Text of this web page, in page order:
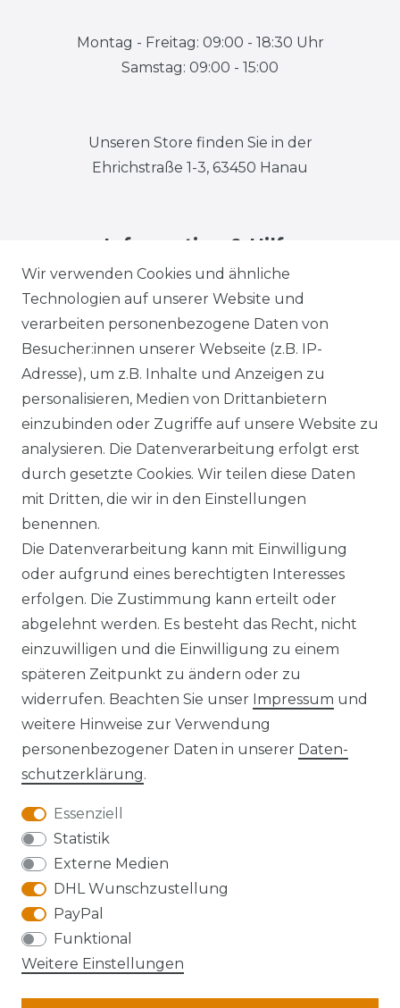
Wir verwenden Cookies und ähnliche
Technologien auf unserer Website und
verarbeiten personenbezogene Daten von
Besucher:innen unserer Webseite (z.B. IP-
Adresse), um z.B. Inhalte und Anzeigen zu
personalisieren, Medien von Drittanbietern
einzubinden oder Zugriffe auf unsere Website zu
analysieren. Die Datenverarbeitung erfolgt erst
durch gesetzte Cookies. Wir teilen diese Daten
mit Dritten, die wir in den Einstellungen
benennen.
Die Datenverarbeitung kann mit Einwilligung
oder aufgrund eines berechtigten Interesses
erfolgen. Die Zustimmung kann erteilt oder
abgelehnt werden. Es besteht das Recht, nicht
einzuwilligen und die Einwilligung zu einem
späteren Zeitpunkt zu ändern oder zu
widerrufen. Beachten Sie unser Impressum und
weitere Hinweise zur Verwendung
personenbezogener Daten in unserer Daten­
schutz­erklärung.
Essenziell
Statistik
Externe Medien
DHL Wunschzustellung
PayPal
Funktional
Weitere Einstellungen
Montag - Freitag: 09:00 - 18:30 Uhr
Samstag: 09:00 - 15:00
Unseren Store finden Sie in der
Ehrichstraße 1-3, 63450 Hanau
Information & Hilfe
Impressum Daten­schutz­erklärung
AGB Barrierefreiheitserklärung
Widerrufs­recht
VERTRAG WIDERRUFEN Kontakt
Die Karte kann aufgrund ihrer
Datenschutzeinstellungen nicht angezeigt
werden. Bitte akzeptieren Sie die Verwendung
von Google Maps, um die Karte zu verwenden.